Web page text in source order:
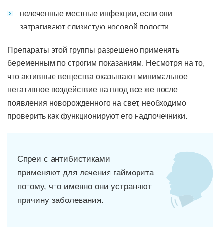
нелеченные местные инфекции, если они
затрагивают слизистую носовой полости.
Препараты этой группы разрешено применять
беременным по строгим показаниям. Несмотря на то,
что активные вещества оказывают минимальное
негативное воздействие на плод все же после
появления новорожденного на свет, необходимо
проверить как функционируют его надпочечники.
Спреи с антибиотиками
применяют для лечения гайморита
потому, что именно они устраняют
причину заболевания.